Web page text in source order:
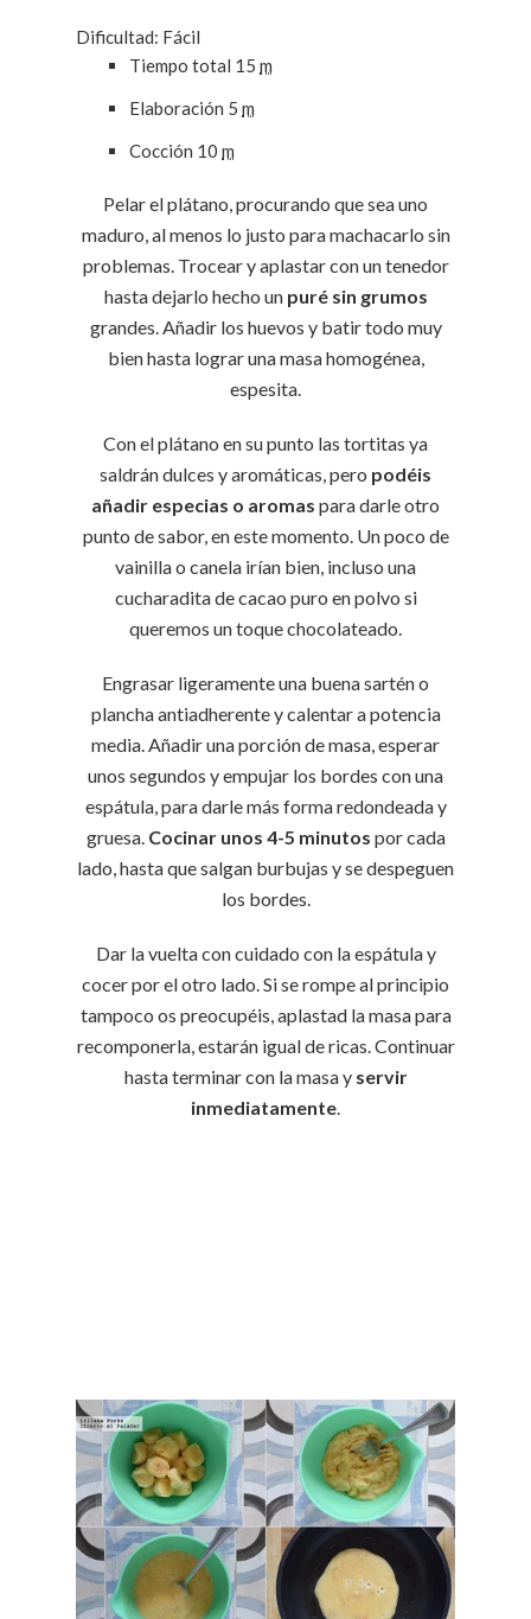
Dificultad: Fácil
Tiempo total 15 m
Elaboración 5 m
Cocción 10 m
Pelar el plátano, procurando que sea uno
maduro, al menos lo justo para machacarlo sin
problemas. Trocear y aplastar con un tenedor
hasta dejarlo hecho un puré sin grumos
grandes. Añadir los huevos y batir todo muy
bien hasta lograr una masa homogénea,
espesita.
Con el plátano en su punto las tortitas ya
saldrán dulces y aromáticas, pero podéis
añadir especias o aromas para darle otro
punto de sabor, en este momento. Un poco de
vainilla o canela irían bien, incluso una
cucharadita de cacao puro en polvo si
queremos un toque chocolateado.
Engrasar ligeramente una buena sartén o
plancha antiadherente y calentar a potencia
media. Añadir una porción de masa, esperar
unos segundos y empujar los bordes con una
espátula, para darle más forma redondeada y
gruesa. Cocinar unos 4-5 minutos por cada
lado, hasta que salgan burbujas y se despeguen
los bordes.
Dar la vuelta con cuidado con la espátula y
cocer por el otro lado. Si se rompe al principio
tampoco os preocupéis, aplastad la masa para
recomponerla, estarán igual de ricas. Continuar
hasta terminar con la masa y servir
inmediatamente.